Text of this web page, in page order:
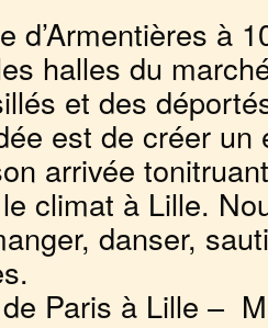
d’Armentières à
halles du
et des
est de créer
arrivée
climat à Lille.
danser,
Paris à Lille –